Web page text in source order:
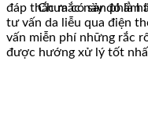
Chưa có sản phẩm
đáp thắc mắc này đó là
tư vấn da liễu qua điện
vấn miễn phí những rắc
được hướng xử lý tốt